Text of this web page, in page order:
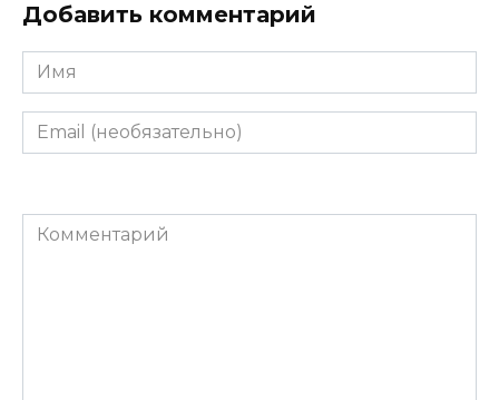
Добавить комментарий
Имя
Email
(необязательно)
Комментарий